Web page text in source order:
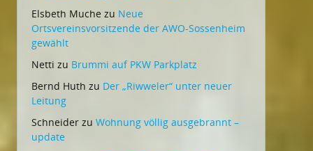
Elsbeth Muche zu Neue
Ortsvereinsvorsitzende der AWO-Sossenheim
gewählt
Netti zu Brummi auf PKW Parkplatz
Bernd Huth zu Der „Riwweler“ unter neuer
Leitung
Schneider zu Wohnung völlig ausgebrannt –
update